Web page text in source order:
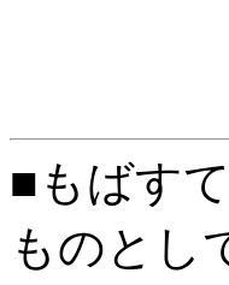
■もばす
ものとし